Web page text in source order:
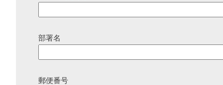
部署名
郵便番号